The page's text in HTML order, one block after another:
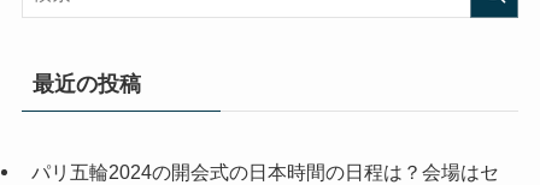
最近の投稿
パリ五輪2024の開会式の日本時間の日程は？会場はセ